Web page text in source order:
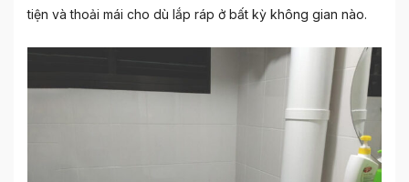
tiện và thoải mái cho dù lắp ráp ở bất kỳ không gian nào.